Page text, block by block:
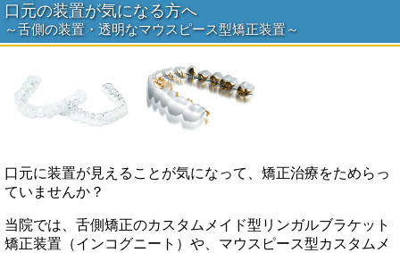
口元の装置が気になる方へ
～舌側の装置・透明なマウスピース型矯正装置～
口元に装置が見えることが気になって、矯正治療をためらっ
ていませんか？
当院では、舌側矯正のカスタムメイド型リンガルブラケット
矯正装置（インコグニート）や、マウスピース型カスタムメ